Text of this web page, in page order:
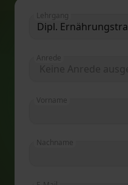
Lehrgang
Dipl.
Anrede
Vorname
Nachname